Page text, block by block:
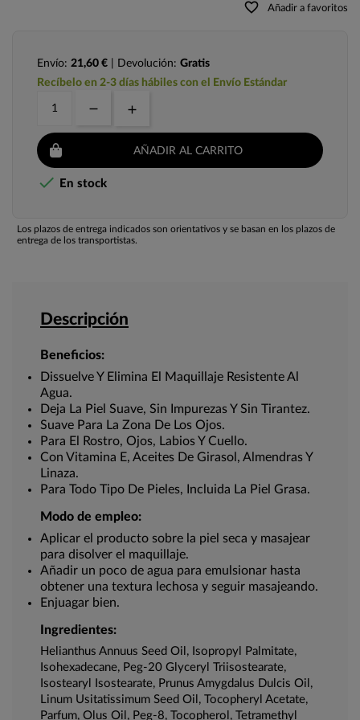
favorite_border Añadir a favoritos
Envío: 21,60 € | Devolución: Gratis
Recíbelo en 2-3 días hábiles con el Envío Estándar
AÑADIR AL CARRITO
 En stock
Los plazos de entrega indicados son orientativos y se basan en los plazos de
entrega de los transportistas.
Descripción
Beneficios:
Dissuelve Y Elimina El Maquillaje Resistente Al
Agua.
Deja La Piel Suave, Sin Impurezas Y Sin Tirantez.
Suave Para La Zona De Los Ojos.
Para El Rostro, Ojos, Labios Y Cuello.
Con Vitamina E, Aceites De Girasol, Almendras Y
Linaza.
Para Todo Tipo De Pieles, Incluida La Piel Grasa.
Modo de empleo:
Aplicar el producto sobre la piel seca y masajear
para disolver el maquillaje.
Añadir un poco de agua para emulsionar hasta
obtener una textura lechosa y seguir masajeando.
Enjuagar bien.
Ingredientes:
Helianthus Annuus Seed Oil, Isopropyl Palmitate,
Isohexadecane, Peg-20 Glyceryl Triisostearate,
Isostearyl Isostearate, Prunus Amygdalus Dulcis Oil,
Linum Usitatissimum Seed Oil, Tocopheryl Acetate,
Parfum, Olus Oil, Peg-8, Tocopherol, Tetramethyl